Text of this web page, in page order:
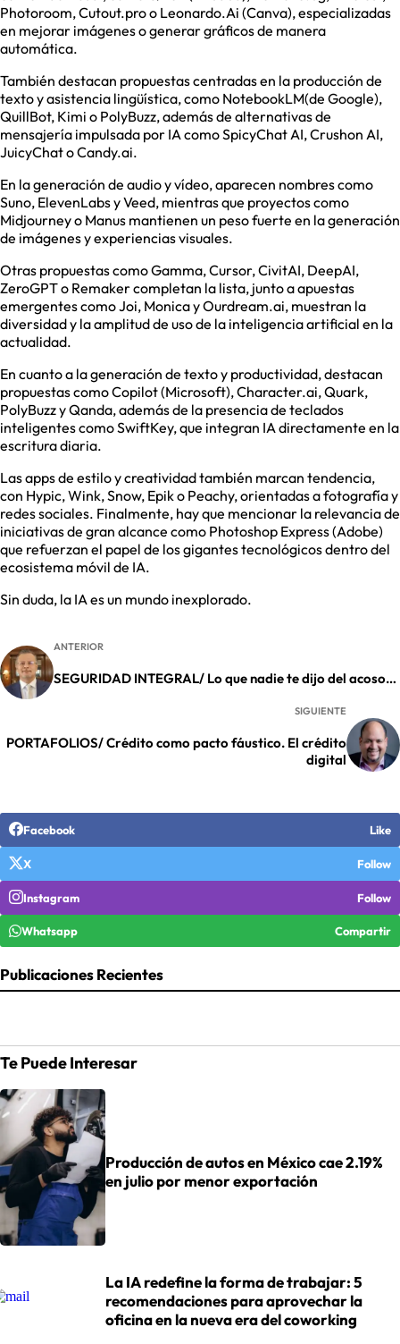
Photoroom, Cutout.pro o Leonardo.Ai (Canva), especializadas
en mejorar imágenes o generar gráficos de manera
automática.
También destacan propuestas centradas en la producción de
texto y asistencia lingüística, como NotebookLM(de Google),
QuillBot, Kimi o PolyBuzz, además de alternativas de
mensajería impulsada por IA como SpicyChat AI, Crushon AI,
JuicyChat o Candy.ai.
En la generación de audio y vídeo, aparecen nombres como
Suno, ElevenLabs y Veed, mientras que proyectos como
Midjourney o Manus mantienen un peso fuerte en la generación
de imágenes y experiencias visuales.
Otras propuestas como Gamma, Cursor, CivitAI, DeepAI,
ZeroGPT o Remaker completan la lista, junto a apuestas
emergentes como Joi, Monica y Ourdream.ai, muestran la
diversidad y la amplitud de uso de la inteligencia artificial en la
actualidad.
En cuanto a la generación de texto y productividad, destacan
propuestas como Copilot (Microsoft), Character.ai, Quark,
PolyBuzz y Qanda, además de la presencia de teclados
inteligentes como SwiftKey, que integran IA directamente en la
escritura diaria.
Las apps de estilo y creatividad también marcan tendencia,
con Hypic, Wink, Snow, Epik o Peachy, orientadas a fotografía y
redes sociales. Finalmente, hay que mencionar la relevancia de
iniciativas de gran alcance como Photoshop Express (Adobe)
que refuerzan el papel de los gigantes tecnológicos dentro del
ecosistema móvil de IA.
Sin duda, la IA es un mundo inexplorado.
ANTERIOR
SEGURIDAD INTEGRAL/ Lo que nadie te dijo del acoso…
SIGUIENTE
PORTAFOLIOS/ Crédito como pacto fáustico. El crédito
digital
Facebook Like
X Follow
Instagram Follow
Whatsapp Compartir
Publicaciones Recientes
Te Puede Interesar
Producción de autos en México cae 2.19%
en julio por menor exportación
La IA redefine la forma de trabajar: 5
recomendaciones para aprovechar la
oficina en la nueva era del coworking